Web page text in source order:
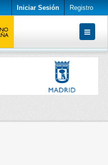
Iniciar Sesión Registro